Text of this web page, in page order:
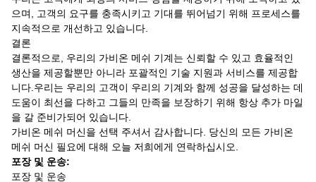
으며, 고객의 요구를 충족시키고 기대를 뛰어넘기 위해 프로세스를
지속적으로 개선하고 있습니다.
결론
결론적으로, 우리의 가비온 메쉬 기계는 신뢰할 수 있고 효율적인
생산을 제공할뿐만 아니라 포괄적인 기술 지원과 서비스를 제공합
니다.우리는 우리의 고객이 우리의 기계와 함께 성공을 달성하는 데
도움이 최선을 다하고 그들의 만족을 보장하기 위해 항상 추가 마일
을 갈 준비가되어 있습니다.
가비온 메쉬 머신을 선택 주셔서 감사합니다. 당신의 모든 가비온
메쉬 머신 필요에 대해 오늘 저희에게 연락하십시오.
포장 및 운송:
포장 및 운송